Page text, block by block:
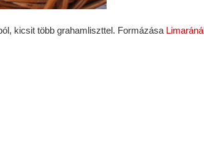
kicsit több grahamliszttel. Formázása Limaránál